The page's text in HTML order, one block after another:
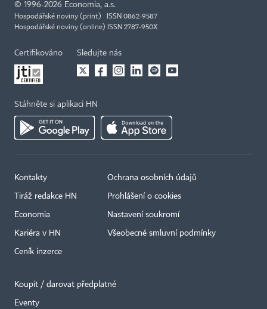
© 1996-2026 Economia, a.s.
Hospodářské noviny (print) ISSN 0862-9587
Hospodářské noviny (online) ISSN 2787-950X
Certifikováno Sledujte nás
Stáhněte si aplikaci HN
Kontakty
Tiráž redakce HN
Economia
Kariéra v HN
Ceník inzerce
Ochrana osobních údajů
Prohlášení o cookies
Nastavení soukromí
Všeobecné smluvní podmínky
Koupit / darovat předplatné
Eventy